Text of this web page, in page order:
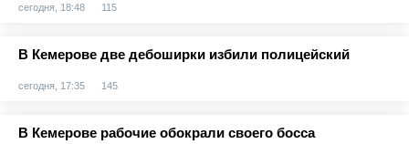
сегодня, 18:48 115
В Кемерове две дебоширки избили полицейский
сегодня, 17:35 145
В Кемерове рабочие обокрали своего босса